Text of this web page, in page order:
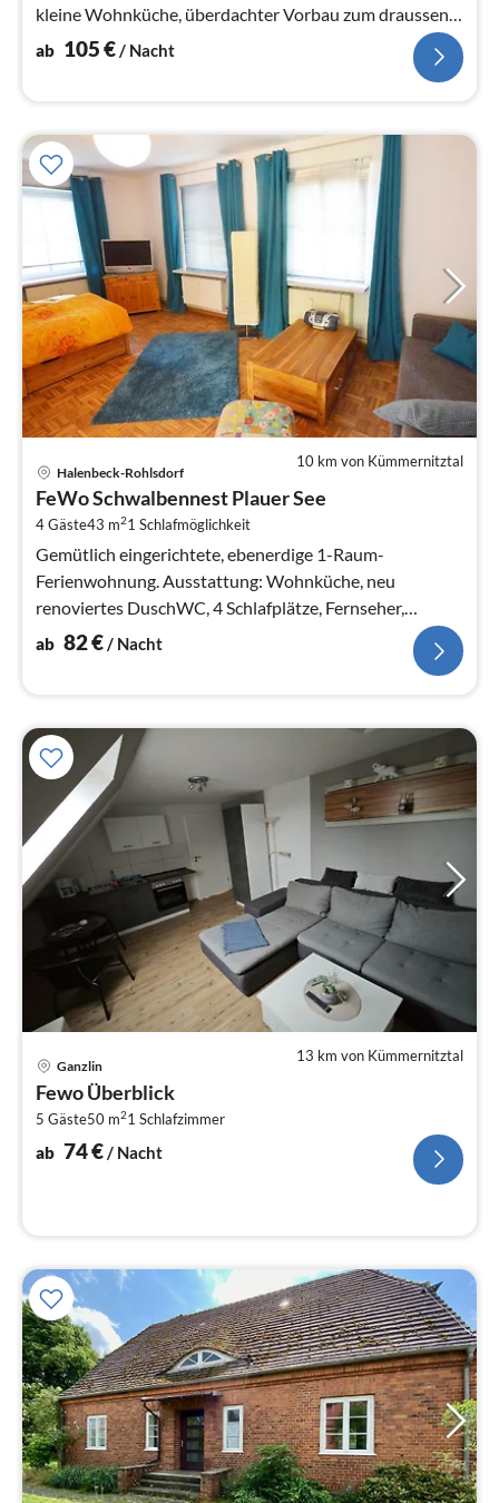
kleine Wohnküche, überdachter Vorbau zum draussen
sitzen, Gemeinschaftswasch...
ab 105€/ Nacht
10 km von Kümmernitztal
Halenbeck-Rohlsdorf
FeWo Schwalbennest Plauer See
4 Gäste43 m21 Schlafmöglichkeit
Gemütlich eingerichtete, ebenerdige 1-Raum-
Ferienwohnung. Ausstattung: Wohnküche, neu
renoviertes DuschWC, 4 Schlafplätze, Fernseher,
Kaminofen in der Küche, Gemeinschaftswaschmasc...
ab 82€/ Nacht
13 km von Kümmernitztal
Ganzlin
Fewo Überblick
5 Gäste50 m21 Schlafzimmer
ab 74€/ Nacht